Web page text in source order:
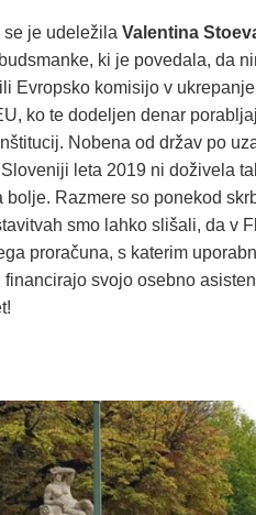
se je udeležila Valentina
ki je povedala, da
Evropsko komisijo v
ko te dodeljen denar
Nobena od držav po
leta 2019 ni doživela
bolje. Razmere so ponekod
smo lahko slišali, da v
proračuna, s katerim
svojo osebno